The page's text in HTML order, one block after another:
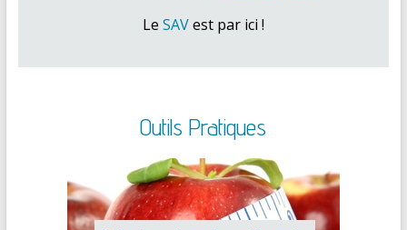
Le SAVest par ici !
Outils Pratiques